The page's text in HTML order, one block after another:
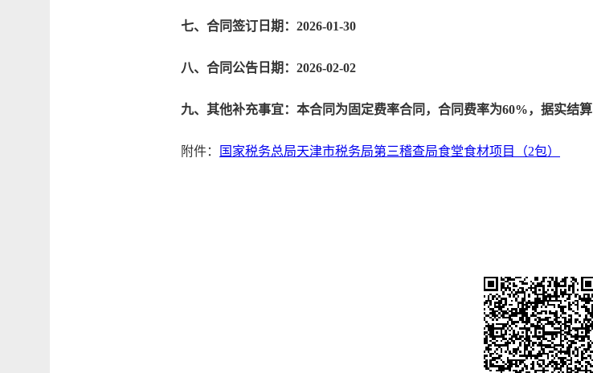
七、合同签订日期：2026-01-30
八、合同公告日期：2026-02-02
九、其他补充事宜：本合同为固定费率合同，合同费率为60%，据实结算
附件： 国家税务总局天津市税务局第三稽查局食堂食材项目（2包）